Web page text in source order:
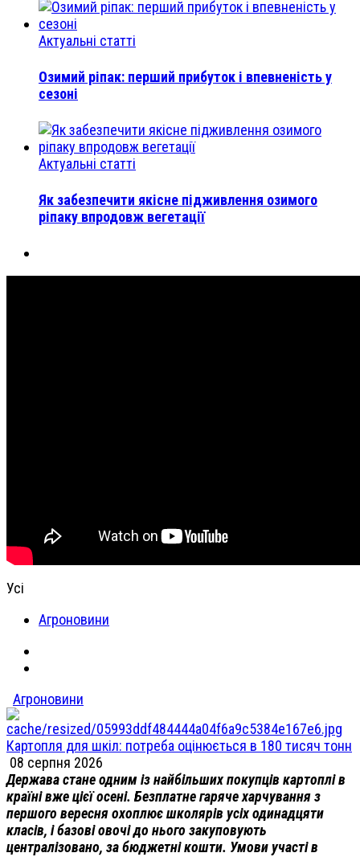
Актуальні статті
Озимий ріпак: перший прибуток і впевненість у
сезоні
Актуальні статті
Як забезпечити якісне підживлення озимого
ріпаку впродовж вегетації
Усі
Агроновини
Агроновини
Картопля для шкіл: потреба оцінюється в 180 тисяч тонн
08 серпня 2026
Держава стане одним із найбільших покупців картоплі в
країні вже цієї осені. Безплатне гаряче харчування з
першого вересня охоплює школярів усіх одинадцяти
класів, і базові овочі до нього закуповують
централізовано, за бюджетні кошти. Умови участі в